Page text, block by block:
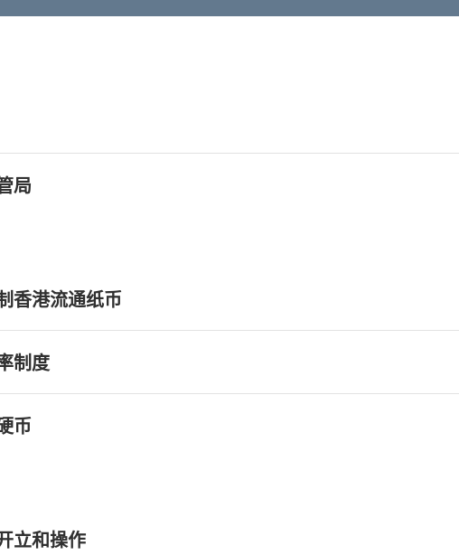
局
香港流通纸币
制度
币
立和操作